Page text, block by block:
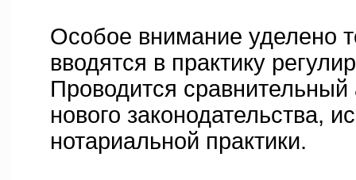
Особое внимание уделено
вводятся в практику
Проводится
нового законодательства,
нотариальной практики.